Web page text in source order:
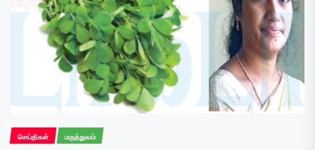
செய்திகள் மருத்துவம்